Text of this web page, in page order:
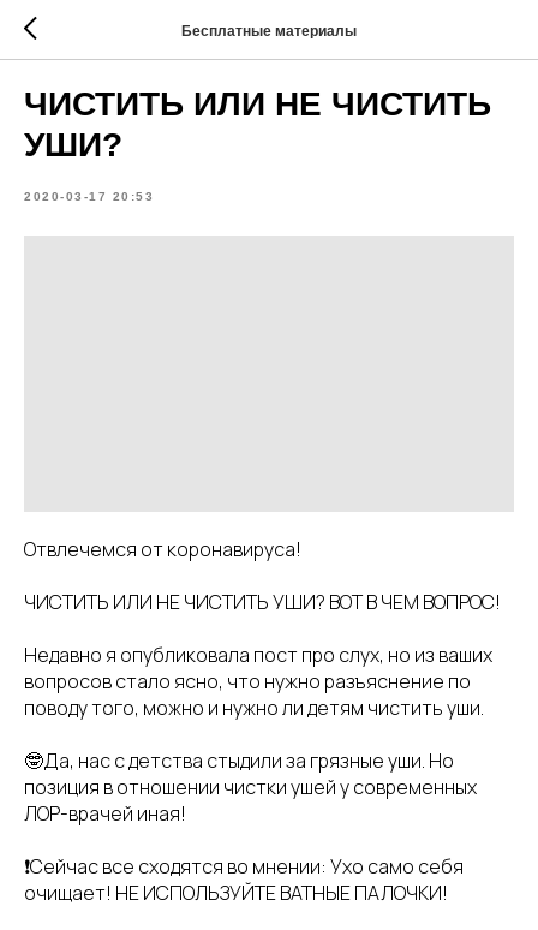
Бесплатные материалы
ЧИСТИТЬ ИЛИ НЕ ЧИСТИТЬ
УШИ?
2020-03-17 20:53
Отвлечемся от коронавируса!
ЧИСТИТЬ ИЛИ НЕ ЧИСТИТЬ УШИ? ВОТ В ЧЕМ ВОПРОС!
Недавно я опубликовала пост про слух, но из ваших
вопросов стало ясно, что нужно разъяснение по
поводу того, можно и нужно ли детям чистить уши.
🤓Да, нас с детства стыдили за грязные уши. Но
позиция в отношении чистки ушей у современных
ЛОР-врачей иная!
❗Сейчас все сходятся во мнении: Ухо само себя
очищает! НЕ ИСПОЛЬЗУЙТЕ ВАТНЫЕ ПАЛОЧКИ!